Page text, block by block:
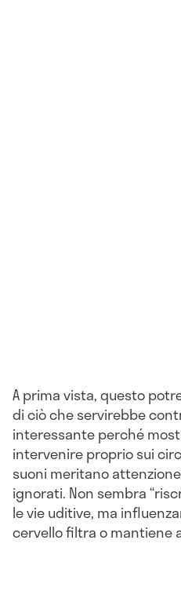
A prima vista, questo
di ciò che servirebbe
interessante perché
intervenire proprio sui
suoni meritano
ignorati. Non sembra
le vie uditive, ma
cervello filtra o mantiene